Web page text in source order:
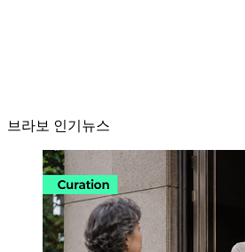
브라보 인기뉴스